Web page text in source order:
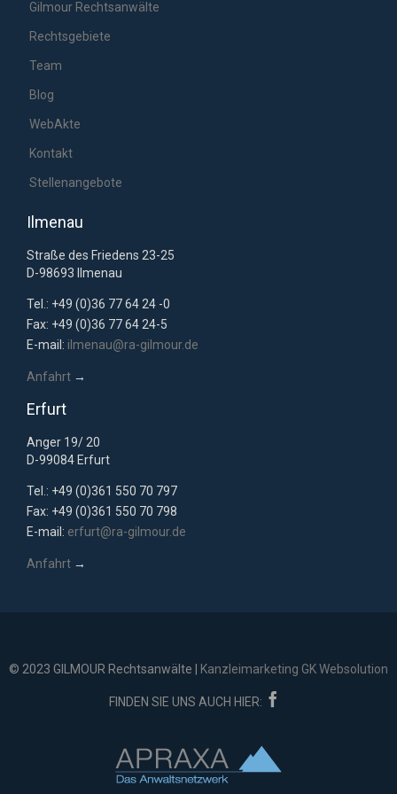
Gilmour Rechtsanwälte
Rechtsgebiete
Team
Blog
WebAkte
Kontakt
Stellenangebote
Ilmenau
Straße des Friedens 23-25
D-98693 Ilmenau
Tel.: +49 (0)36 77 64 24 -0
Fax: +49 (0)36 77 64 24-5
E-mail: ilmenau@ra-gilmour.de
Anfahrt →
Erfurt
Anger 19/ 20
D-99084 Erfurt
Tel.: +49 (0)361 550 70 797
Fax: +49 (0)361 550 70 798
E-mail: erfurt@ra-gilmour.de
Anfahrt →
© 2023 GILMOUR Rechtsanwälte | Kanzleimarketing GK Websolution
FINDEN SIE UNS AUCH HIER: 